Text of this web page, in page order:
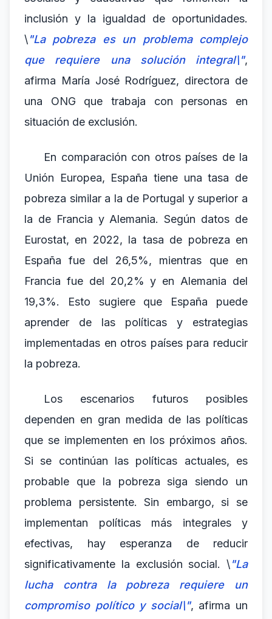
inclusión y la igualdad de oportunidades.
\"La pobreza es un problema complejo
que requiere una solución integral\",
afirma María José Rodríguez, directora de
una ONG que trabaja con personas en
situación de exclusión.
En comparación con otros países de la
Unión Europea, España tiene una tasa de
pobreza similar a la de Portugal y superior a
la de Francia y Alemania. Según datos de
Eurostat, en 2022, la tasa de pobreza en
España fue del 26,5%, mientras que en
Francia fue del 20,2% y en Alemania del
19,3%. Esto sugiere que España puede
aprender de las políticas y estrategias
implementadas en otros países para reducir
la pobreza.
Los escenarios futuros posibles
dependen en gran medida de las políticas
que se implementen en los próximos años.
Si se continúan las políticas actuales, es
probable que la pobreza siga siendo un
problema persistente. Sin embargo, si se
implementan políticas más integrales y
efectivas, hay esperanza de reducir
significativamente la exclusión social. \"La
lucha contra la pobreza requiere un
compromiso político y social\", afirma un